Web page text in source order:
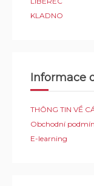
KLADNO
Informace
THÔNG TIN VỀ
Obchodní
E-learning